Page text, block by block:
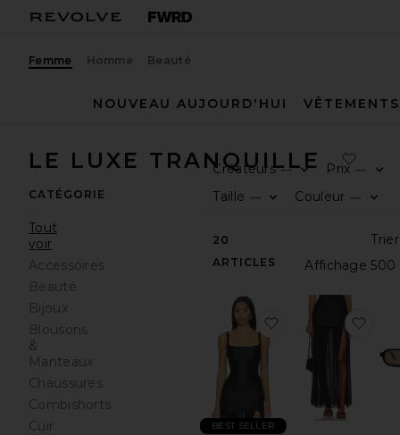
Femme Homme Beauté
NOUVEAU AUJOURD'HUI
VÊTEMENTS
LE LUXE TRANQUILLE
CATÉGORIE
Tout
voir
Accessoires
Beauté
Bijoux
Blousons
&
Manteaux
Chaussures
Combishorts
Cuir
Créateurs—
Prix —
Taille —
Couleur —
20
ARTICLES
BEST SELLER
ajouter aux